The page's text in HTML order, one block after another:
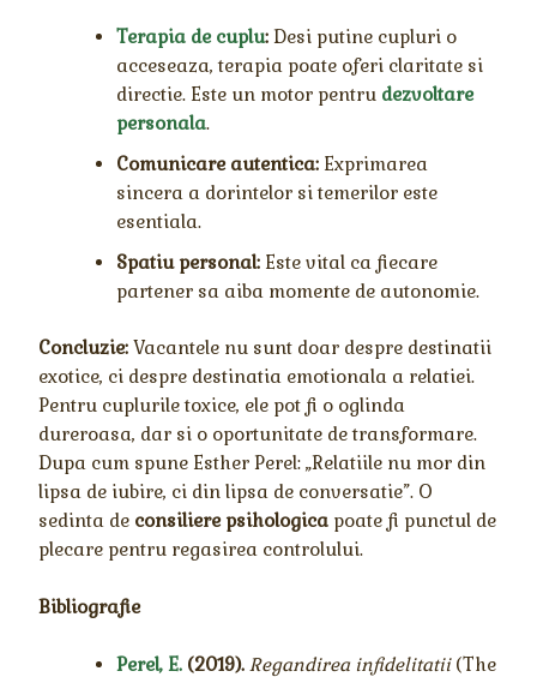
Terapia de cuplu: Desi putine cupluri o
acceseaza, terapia poate oferi claritate si
directie. Este un motor pentru dezvoltare
personala.
Comunicare autentica: Exprimarea
sincera a dorintelor si temerilor este
esentiala.
Spatiu personal: Este vital ca fiecare
partener sa aiba momente de autonomie.
Concluzie: Vacantele nu sunt doar despre destinatii
exotice, ci despre destinatia emotionala a relatiei.
Pentru cuplurile toxice, ele pot fi o oglinda
dureroasa, dar si o oportunitate de transformare.
Dupa cum spune Esther Perel: „Relatiile nu mor din
lipsa de iubire, ci din lipsa de conversatie”. O
sedinta de consiliere psihologica poate fi punctul de
plecare pentru regasirea controlului.
Bibliografie
Perel, E. (2019). Regandirea infidelitatii(The